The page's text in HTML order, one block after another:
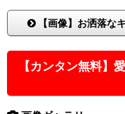
【画像】お洒落な
【カンタン無料】